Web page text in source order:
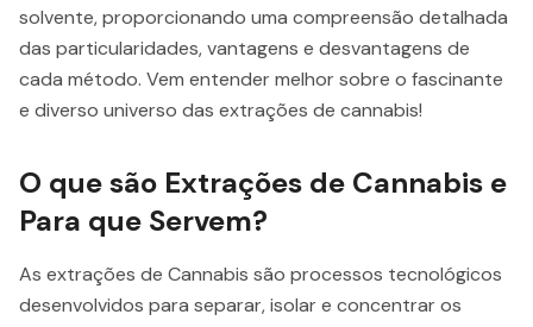
solvente, proporcionando uma compreensão detalhada
das particularidades, vantagens e desvantagens de
cada método. Vem entender melhor sobre o fascinante
e diverso universo das extrações de cannabis!
O que são Extrações de Cannabis e
Para que Servem?
As extrações de Cannabis são processos tecnológicos
desenvolvidos para separar, isolar e concentrar os